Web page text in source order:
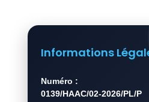
Informations
Numéro :
0139/HAAC/02-2026/PL/P